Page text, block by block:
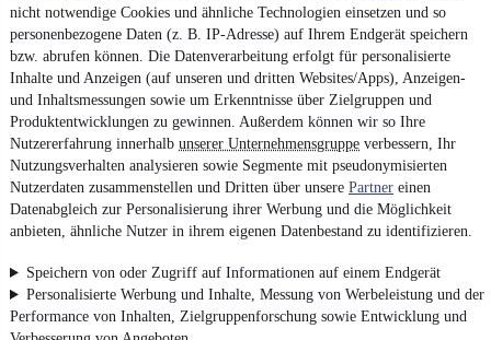
nicht notwendige Cookies und ähnliche Technologien einsetzen und so
personenbezogene Daten (z. B. IP-Adresse) auf Ihrem Endgerät speichern
bzw. abrufen können. Die Datenverarbeitung erfolgt für personalisierte
Inhalte und Anzeigen (auf unseren und dritten Websites/Apps), Anzeigen-
und Inhaltsmessungen sowie um Erkenntnisse über Zielgruppen und
Produktentwicklungen zu gewinnen. Außerdem können wir so Ihre
Nutzererfahrung innerhalb unserer Unternehmensgruppe verbessern, Ihr
Nutzungsverhalten analysieren sowie Segmente mit pseudonymisierten
Nutzerdaten zusammenstellen und Dritten über unsere Partner einen
Datenabgleich zur Personalisierung ihrer Werbung und die Möglichkeit
anbieten, ähnliche Nutzer in ihrem eigenen Datenbestand zu identifizieren.
Speichern von oder Zugriff auf Informationen auf einem Endgerät
Personalisierte Werbung und Inhalte, Messung von Werbeleistung und der
Performance von Inhalten, Zielgruppenforschung sowie Entwicklung und